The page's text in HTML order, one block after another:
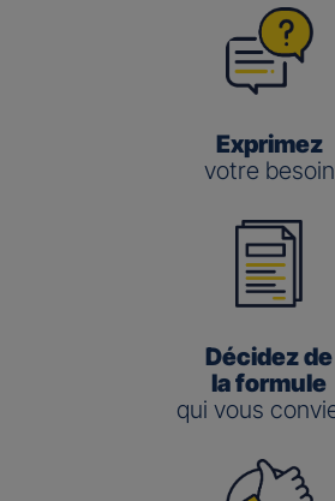
Exprimez
votre besoin
Décidez de
la formule
qui vous